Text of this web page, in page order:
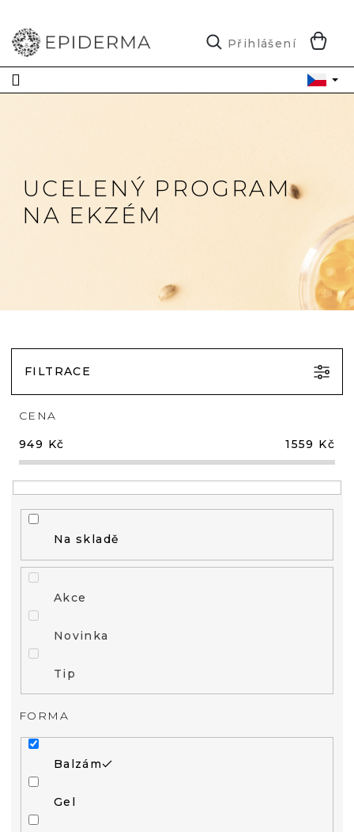
obsah
Přihlášení
UCELENÝ PROGRAM
NA EKZÉM
FILTRACE
CENA
949 Kč 1559 Kč
Na skladě
Akce
Novinka
Tip
FORMA
Balzám
Gel